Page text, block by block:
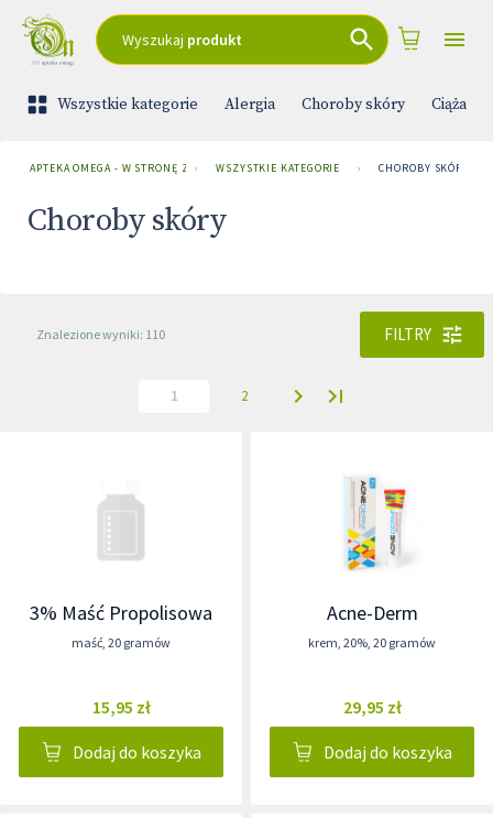
Wyszukaj produkt
Wszystkie kategorie Alergia Choroby skóry Ciąża i
APTEKA OMEGA - W STRONĘ ZDROWIA
› WSZYSTKIE KATEGORIE › CHOROBY SKÓRY
Choroby skóry
Znalezione wyniki: 110 FILTRY
1 2
3% Maść Propolisowa
maść, 20 gramów
15,95 zł
Dodaj do koszyka
Acne-Derm
krem, 20%, 20 gramów
29,95 zł
Dodaj do koszyka